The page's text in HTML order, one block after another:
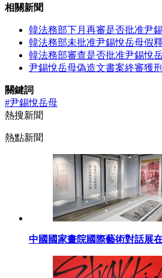
相關新聞
韓法務部下月再審是否批准尹
韓法務部未批准尹錫悅岳母假
韓法務部審查是否批准尹錫悅
尹錫悅岳母偽造文書案終審獲
關鍵詞
#尹錫悅岳母
熱搜新聞
熱點新聞
中國國家畫院國際藝術對話展